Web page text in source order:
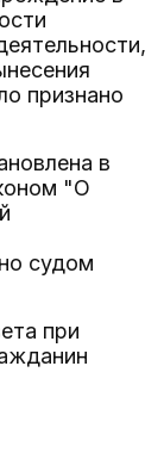
признано
в
"О
судом
при